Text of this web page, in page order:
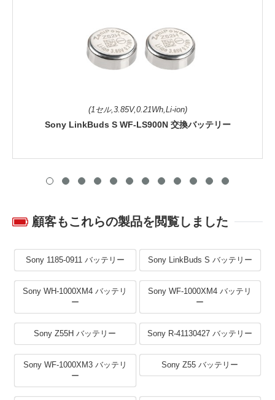
(1セル,3.85V,0.21Wh,Li-ion)
Sony LinkBuds S WF-LS900N 交換バッテリー
顧客もこれらの製品を閲覧しました
Sony 1185-0911 バッテリー Sony LinkBuds S バッテリー
Sony WH-1000XM4 バッテリ
ー
Sony WF-1000XM4 バッテリ
ー
Sony Z55H バッテリー Sony R-41130427 バッテリー
Sony WF-1000XM3 バッテリ
ー
Sony Z55 バッテリー